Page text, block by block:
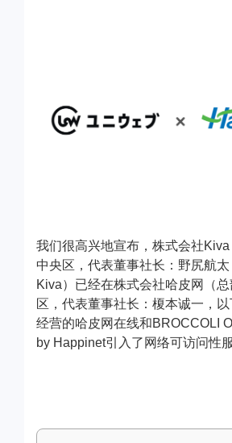
我们很高兴地宣布，株式会社
中央区，代表董事社长：野尻航
Kiva）已经在株式会社哈皮网（
区，代表董事社长：榎本诚一，以
经营的哈皮网在线和BROCCOLI
by Happinet引入了网络可访问性服